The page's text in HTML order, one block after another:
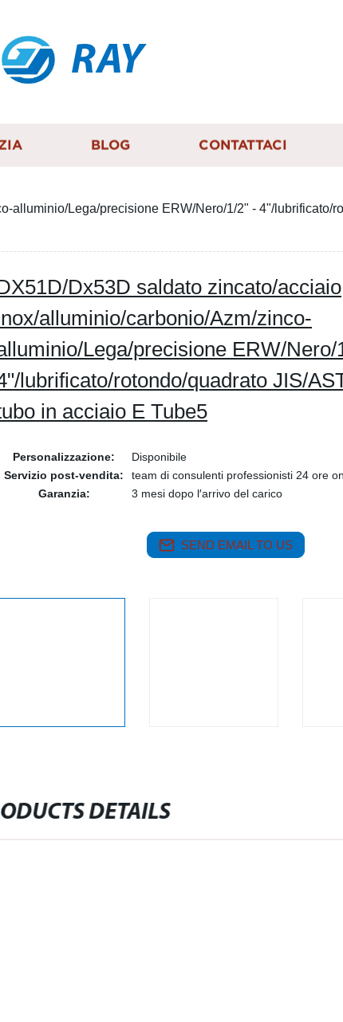
RAY
BLOG CONTATTACI
Lega/precisione ERW/Nero/1/2" - 4"/lubrificato/
Dx53D saldato zincato/acciaio
alluminio/carbonio/Azm/zinco-
Lega/precisione ERW/Nero/
lubrificato/rotondo/quadrato JIS/
in acciaio E Tube5
Personalizzazione:
Disponibile
Servizio post-vendita:
team di consulenti professionisti 24 ore
Garanzia:
3 mesi dopo l′arrivo del carico
SEND EMAIL TO US
DETAILS